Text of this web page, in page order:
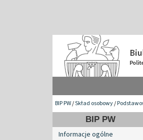
BIP PW/Skład osobowy/
BIP PW
Informacje ogólne